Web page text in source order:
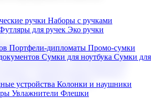
ручки Наборы с ручками
для ручек Эко ручки
Портфели-дипломаты Промо-сумки
Сумки для ноутбука Сумки для
устройства Колонки и наушники
Увлажнители Флешки
наборы Кошельки
ручекНаборы с аккумуляторами
воды
Наборы с ежедневниками
наборыЧайные наборы